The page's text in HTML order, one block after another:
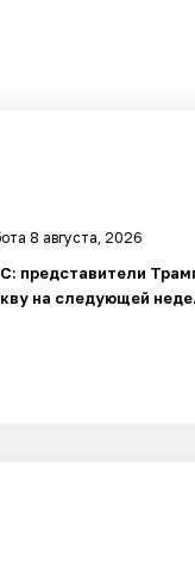
8 августа, 2026
представители
на следующей